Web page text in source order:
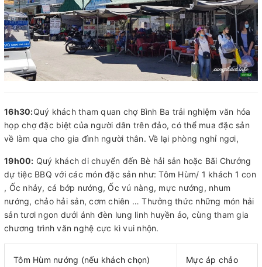
16h30:Quý khách tham quan chợ Bình Ba trải nghiệm văn hóa
họp chợ đặc biệt của người dân trên đảo, có thể mua đặc sản
về làm qua cho gia đình người thân. Về lại phòng nghỉ ngơi,
19h00: Quý khách di chuyển đến Bè hải sản hoặc Bãi Chướng
dự tiệc BBQ với các món đặc sản như: Tôm Hùm/ 1 khách 1 con
, Ốc nhảy, cá bớp nướng, Ốc vú nàng, mực nướng, nhum
nướng, chảo hải sản, cơm chiên … Thưởng thức những món hải
sản tươi ngon dưới ánh đèn lung linh huyền ảo, cùng tham gia
chương trình văn nghệ cực kì vui nhộn.
Tôm Hùm nướng (nếu khách chọn) Mực áp chảo